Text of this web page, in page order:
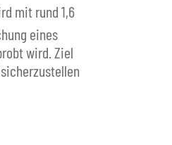
mit rund 1,6
eines
wird. Ziel